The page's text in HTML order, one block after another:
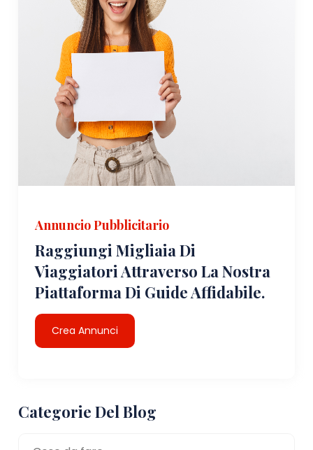
Annuncio Pubblicitario
Raggiungi Migliaia Di
Viaggiatori Attraverso La Nostra
Piattaforma Di Guide Affidabile.
Crea Annunci
Categorie Del Blog